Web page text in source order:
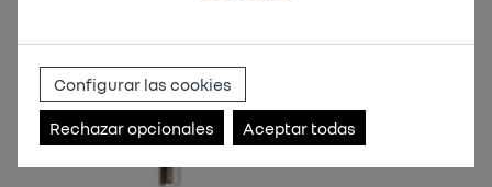
Configurar las cookies
Rechazar opcionales Aceptar todas